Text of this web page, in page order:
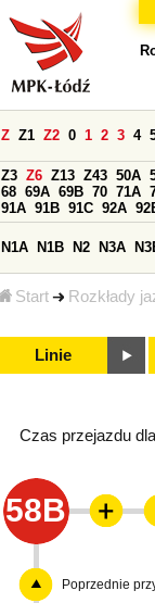
Start Rozkłady
Z Z1 Z2 0 1 2 3 4
Z3 Z6 Z13 Z43 50A
68 69A 69B 70 71A
91A 91B 91C 92A
N1A N1B N2 N3A
Linie
Czas przejazdu
58B
Poprzednie